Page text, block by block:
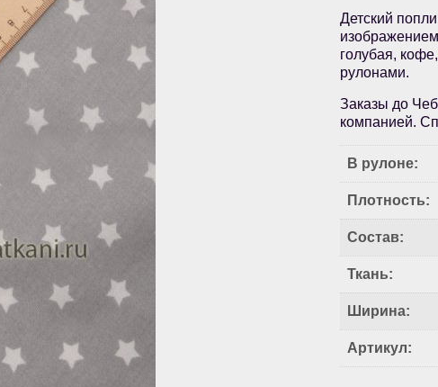
Детский
голубая,
рулонами.
Заказы до
компанией.
В рулоне:
Плотность:
Состав:
Ткань:
Ширина:
Артикул: